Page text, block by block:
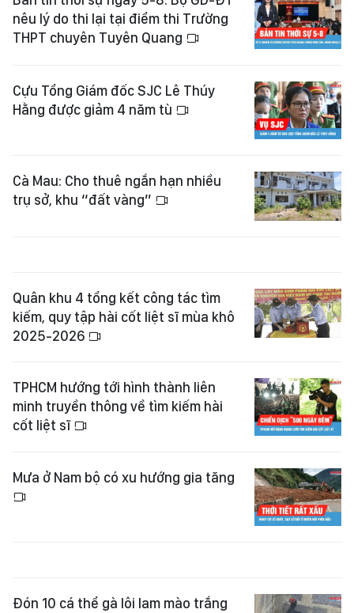
nêu lý do thi lại tại điểm thi Trường
THPT chuyên Tuyên Quang
Cựu Tổng Giám đốc SJC Lê Thúy
Hằng được giảm 4 năm tù
Cà Mau: Cho thuê ngắn hạn nhiều
trụ sở, khu “đất vàng”
Quân khu 4 tổng kết công tác tìm
kiếm, quy tập hài cốt liệt sĩ mùa khô
2025-2026
TPHCM hướng tới hình thành liên
minh truyền thông về tìm kiếm hài
cốt liệt sĩ
Mưa ở Nam bộ có xu hướng gia tăng
Đón 10 cá thể gà lôi lam mào trắng